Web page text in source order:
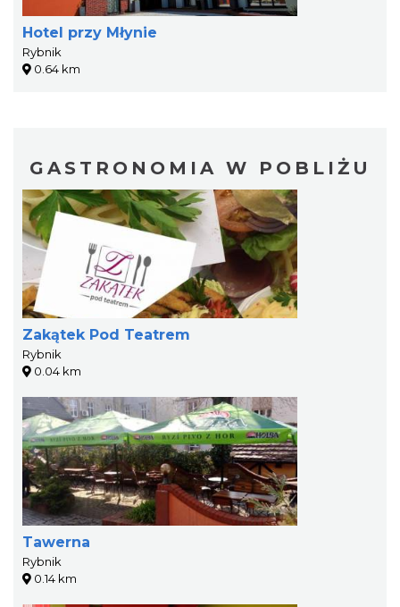
Hotel przy Młynie
Rybnik
0.64 km
GASTRONOMIA W POBLIŻU
Zakątek Pod Teatrem
Rybnik
0.04 km
Tawerna
Rybnik
0.14 km